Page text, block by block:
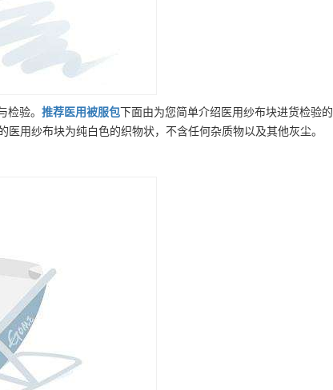
验。 推荐 医用被服包 下面由为您简单介绍医用纱布块进货检验的
用纱布块为纯白色的织物状，不含任何杂质物以及其他灰尘。